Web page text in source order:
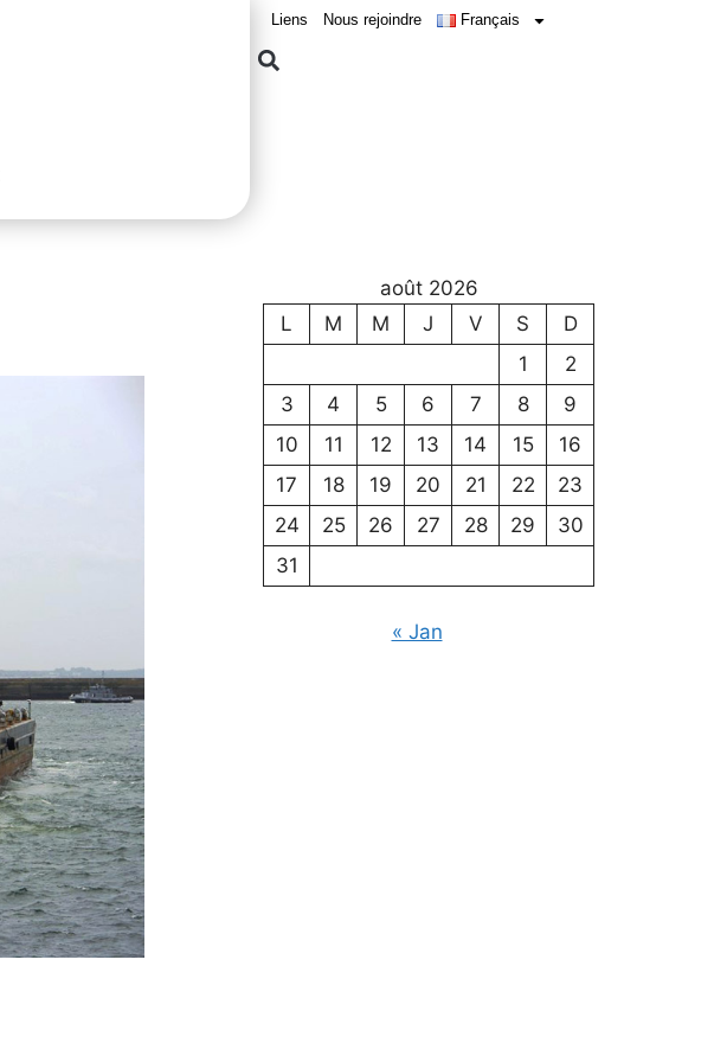
Liens Nous rejoindre Français
août 2026
L
M M J V S
D
1
2
3
4 5 6 7 8
9
10
11 12 13 14 15
16
17
18 19 20 21 22
23
24
25 26 27 28 29
30
31
« Jan